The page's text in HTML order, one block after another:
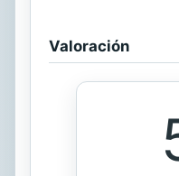
Valoración